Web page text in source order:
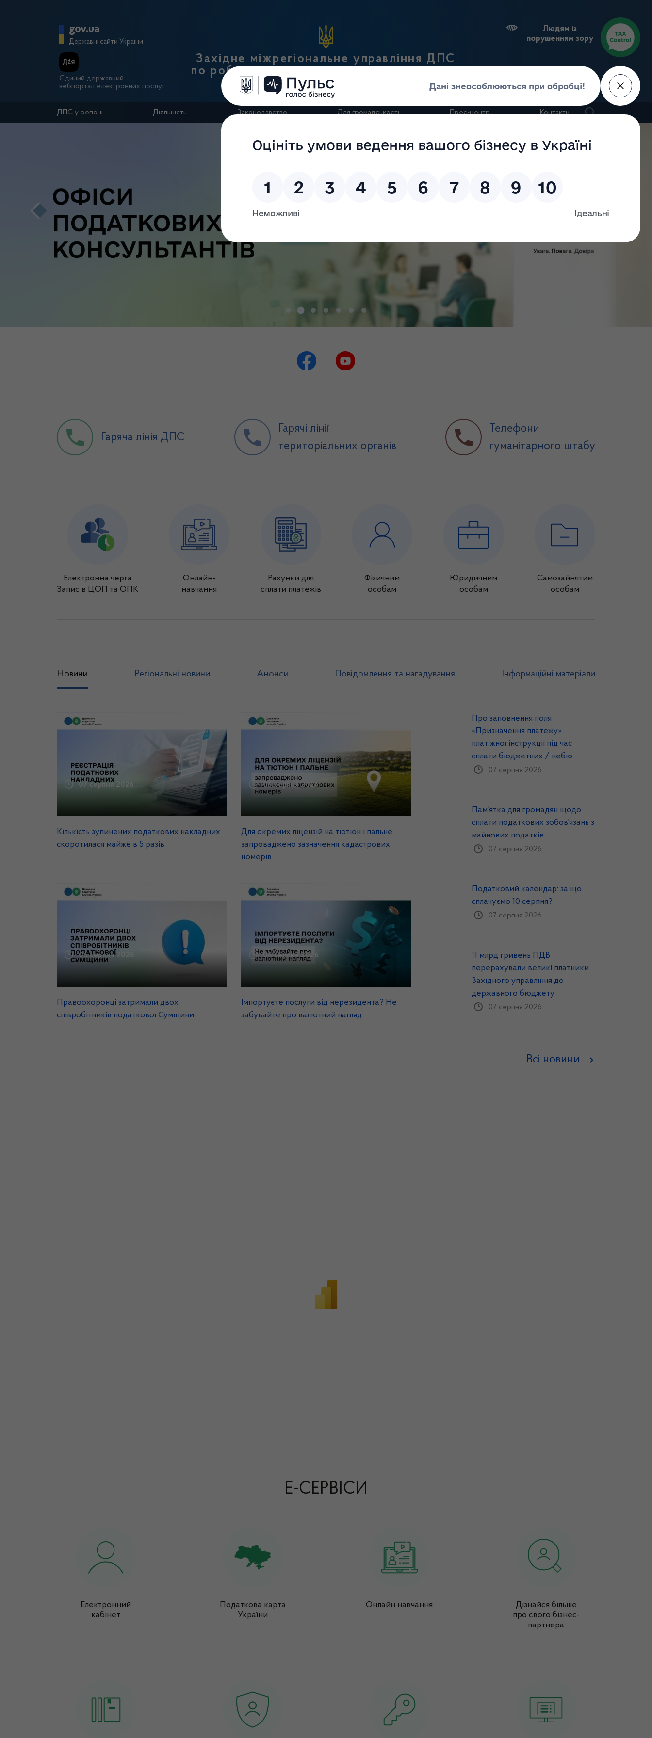
Головна сторінка Державної податкової служби України
gov.ua
Державні сайти України
Єдиний державний
вебпортал електронних послуг
Західне міжрегіональне управління ДПС
по роботі з великими платниками податків
Людям із
порушенням зору
ДПС у регіоні Діяльність Законодавство Для громадськості Прес-центр Контакти
Гаряча лінія ДПС
Гарячі лінії
територіальних органів
Телефони
гуманітарного штабу
Електронна черга
Запис в ЦОП та ОПК
Онлайн-
навчання
Рахунки для
сплати платежів
Фізичним
особам
Юридичним
особам
Самозайнятим
особам
Новини Регіональні новини Анонси Повідомлення та нагадування Інформаційні матеріали
07 серпня 2026
Кількість зупинених податкових накладних
скоротилася майже в 5 разів
06 серпня 2026
Для окремих ліцензій на тютюн і пальне
запроваджено зазначення кадастрових
номерів
06 серпня 2026
Правоохоронці затримали двох
співробітників податкової Сумщини
06 серпня 2026
Імпортуєте послуги від нерезидента? Не
забувайте про валютний нагляд
Про заповнення поля
«Призначення платежу»
платіжної інструкції під час
сплати бюджетних / небю...
07 серпня 2026
Пам'ятка для громадян щодо
сплати податкових зобов'язань з
майнових податків
07 серпня 2026
Податковий календар: за що
сплачуємо 10 серпня?
07 серпня 2026
11 млрд гривень ПДВ
перерахували великі платники
Західного управління до
державного бюджету
07 серпня 2026
Всі новини
Е-СЕРВІСИ
Електронний
кабінет
Податкова карта
України
Онлайн навчання
Дізнайся більше
про свого бізнес-
партнера